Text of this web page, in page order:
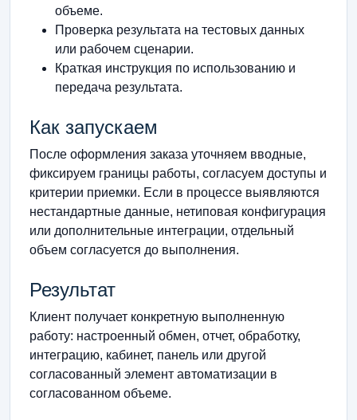
объеме.
Проверка результата на тестовых данных
или рабочем сценарии.
Краткая инструкция по использованию и
передача результата.
Как запускаем
После оформления заказа уточняем вводные,
фиксируем границы работы, согласуем доступы и
критерии приемки. Если в процессе выявляются
нестандартные данные, нетиповая конфигурация
или дополнительные интеграции, отдельный
объем согласуется до выполнения.
Результат
Клиент получает конкретную выполненную
работу: настроенный обмен, отчет, обработку,
интеграцию, кабинет, панель или другой
согласованный элемент автоматизации в
согласованном объеме.